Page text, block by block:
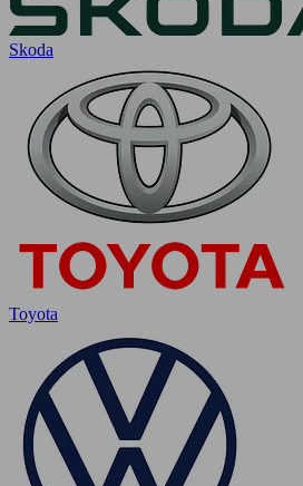
Skoda
Toyota